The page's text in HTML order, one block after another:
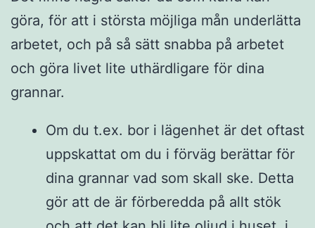
göra, för att i största möjliga mån underlätta
arbetet, och på så sätt snabba på arbetet
och göra livet lite uthärdligare för dina
grannar.
Om du t.ex. bor i lägenhet är det oftast
uppskattat om du i förväg berättar för
dina grannar vad som skall ske. Detta
gör att de är förberedda på allt stök